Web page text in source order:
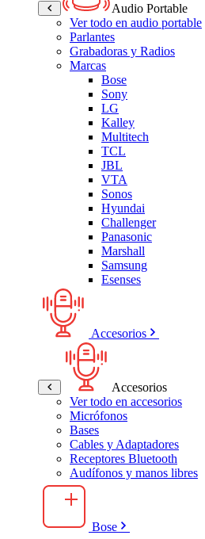
Audio Portable
Ver todo en audio portable
Parlantes
Grabadoras y Radios
Marcas
Bose
Sony
LG
Kalley
Multitech
TCL
JBL
VTA
Sonos
Hyundai
Challenger
Panasonic
Marshall
Samsung
Esenses
Accesorios
Accesorios
Ver todo en accesorios
Micrófonos
Bases
Cables y Adaptadores
Receptores Bluetooth
Audífonos y manos libres
Bose